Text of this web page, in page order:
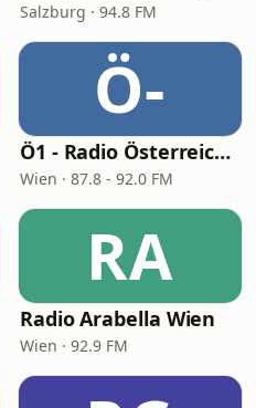
Salzburg · 94.8 FM
Ö-
Ö1 - Radio Österreich 1
Wien · 87.8 - 92.0 FM
RA
Radio Arabella Wien
Wien · 92.9 FM